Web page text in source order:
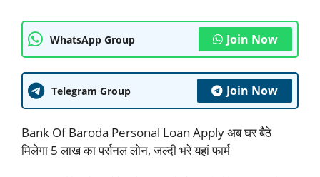
WhatsApp Group Join Now
Telegram Group Join Now
Bank Of Baroda Personal Loan Apply अब घर बैठे
मिलेगा 5 लाख का पर्सनल लोन, जल्दी भरे यहां फार्म